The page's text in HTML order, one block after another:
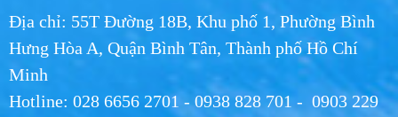
Địa chỉ: 55T Đường 18B, Khu phố 1, Phường Bình
Hưng Hòa A, Quận Bình Tân, Thành phố Hồ Chí
Minh
Hotline: 028 6656 2701 - 0938 828 701 - 0903 229